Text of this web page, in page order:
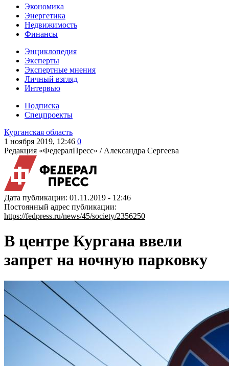
Экономика
Энергетика
Недвижимость
Финансы
Энциклопедия
Эксперты
Экспертные мнения
Личный взгляд
Интервью
Подписка
Спецпроекты
Курганская область
1 ноября 2019, 12:46 0
Редакция «ФедералПресс» / Александра Сергеева
Дата публикации: 01.11.2019 - 12:46
Постоянный адрес публикации:
https://fedpress.ru/news/45/society/2356250
В центре Кургана ввели
запрет на ночную парковку